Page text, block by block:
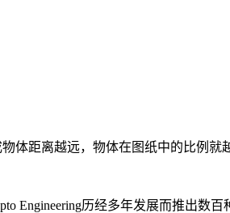
体距离越远，物体在图纸中的比例就
Engineering历经多年发展而推出数